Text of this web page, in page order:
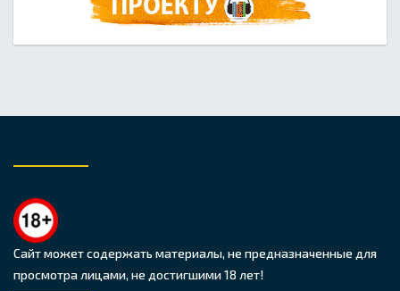
Сайт может содержать материалы, не предназначенные для
просмотра лицами, не достигшими 18 лет!